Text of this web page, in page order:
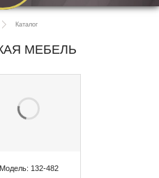
Каталог
МЕБЕЛЬ
Модель: 132-482